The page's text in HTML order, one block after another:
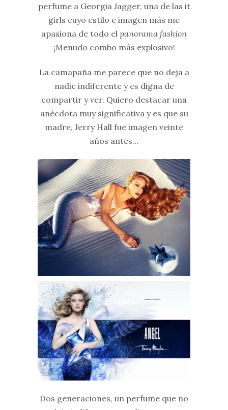
perfume a Georgia Jagger, una de las it
girls cuyo estilo e imagen más me
apasiona de todo el panorama fashion
¡Menudo combo más explosivo!
La camapaña me parece que no deja a
nadie indiferente y es digna de
compartir y ver. Quiero destacar una
anécdota muy significativa y es que su
madre, Jerry Hall fue imagen veinte
años antes…
Dos generaciones, un perfume que no